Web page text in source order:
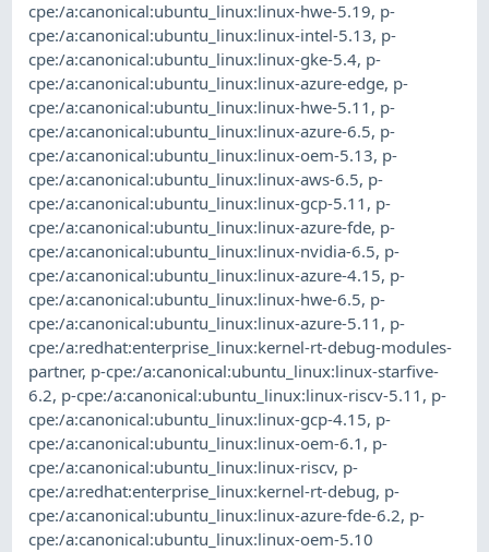
cpe:/a:canonical:ubuntu_linux:linux-hwe-5.19, p-
cpe:/a:canonical:ubuntu_linux:linux-intel-5.13, p-
cpe:/a:canonical:ubuntu_linux:linux-gke-5.4, p-
cpe:/a:canonical:ubuntu_linux:linux-azure-edge, p-
cpe:/a:canonical:ubuntu_linux:linux-hwe-5.11 , p-
cpe:/a:canonical:ubuntu_linux:linux-azure-6.5, p-
cpe:/a:canonical:ubuntu_linux:linux-oem-5.13, p-
cpe:/a:canonical:ubuntu_linux:linux-aws-6.5, p-
cpe:/a:canonical:ubuntu_linux:linux-gcp-5.11 , p-
cpe:/a:canonical:ubuntu_linux:linux-azure-fde, p-
cpe:/a:canonical:ubuntu_linux:linux-nvidia-6.5, p-
cpe:/a:canonical:ubuntu_linux:linux-azure-4.15, p-
cpe:/a:canonical:ubuntu_linux:linux-hwe-6.5, p-
cpe:/a:canonical:ubuntu_linux:linux-azure-5.11 , p-
cpe:/a:redhat:enterprise_linux:kernel-rt-debug-modules-
partner, p-cpe:/a:canonical:ubuntu_linux:linux-starfive-
6.2, p-cpe:/a:canonical:ubuntu_linux:linux-riscv-5.11 , p-
cpe:/a:canonical:ubuntu_linux:linux-gcp-4.15, p-
cpe:/a:canonical:ubuntu_linux:linux-oem-6.1 , p-
cpe:/a:canonical:ubuntu_linux:linux-riscv, p-
cpe:/a:redhat:enterprise_linux:kernel-rt-debug, p-
cpe:/a:canonical:ubuntu_linux:linux-azure-fde-6.2, p-
cpe:/a:canonical:ubuntu_linux:linux-oem-5.10